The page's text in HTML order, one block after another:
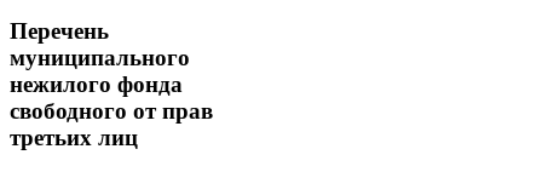
Перечень
муниципального
нежилого фонда
свободного от прав
третьих лиц